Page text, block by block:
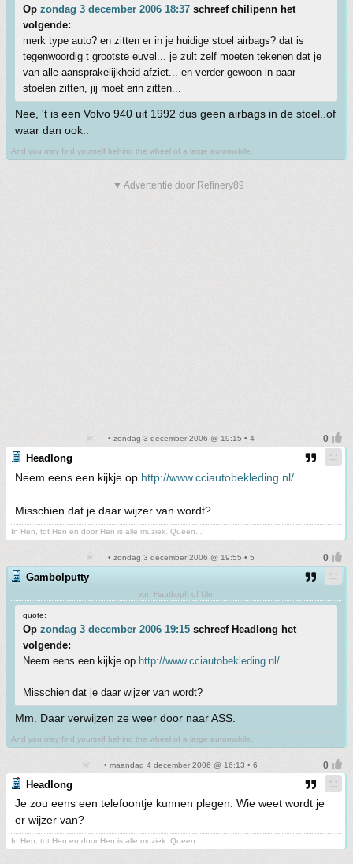
Op zondag 3 december 2006 18:37 schreef chilipenn het
volgende:
merk type auto? en zitten er in je huidige stoel airbags? dat is
tegenwoordig t grootste euvel... je zult zelf moeten tekenen dat je
van alle aansprakelijkheid afziet... en verder gewoon in paar
stoelen zitten, jij moet erin zitten...
Nee, 't is een Volvo 940 uit 1992 dus geen airbags in de stoel..of
waar dan ook..
And you may find yourself behind the wheel of a large automobile.
▼ Advertentie door Refinery89
• zondag 3 december 2006 @ 19:15 • 4
Headlong
Neem eens een kijkje op http://www.cciautobekleding.nl/
Misschien dat je daar wijzer van wordt?
In Hen, tot Hen en door Hen is alle muziek. Queen...
• zondag 3 december 2006 @ 19:55 • 5
Gambolputty
von Hautkopft of Ulm
quote:
Op zondag 3 december 2006 19:15 schreef Headlong het
volgende:
Neem eens een kijkje op http://www.cciautobekleding.nl/
Misschien dat je daar wijzer van wordt?
Mm. Daar verwijzen ze weer door naar ASS.
And you may find yourself behind the wheel of a large automobile.
• maandag 4 december 2006 @ 16:13 • 6
Headlong
Je zou eens een telefoontje kunnen plegen. Wie weet wordt je
er wijzer van?
In Hen, tot Hen en door Hen is alle muziek. Queen...